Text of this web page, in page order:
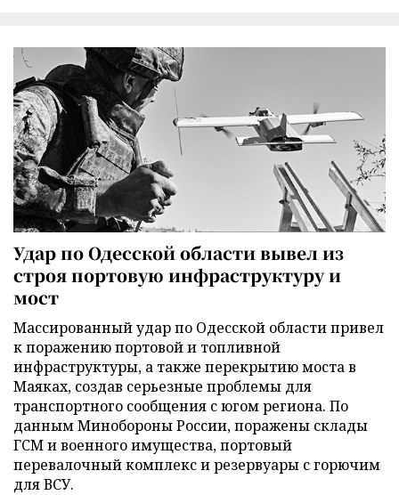
Удар по Одесской области вывел из
строя портовую инфраструктуру и
мост
Массированный удар по Одесской области привел
к поражению портовой и топливной
инфраструктуры, а также перекрытию моста в
Маяках, создав серьезные проблемы для
транспортного сообщения с югом региона. По
данным Минобороны России, поражены склады
ГСМ и военного имущества, портовый
перевалочный комплекс и резервуары с горючим
для ВСУ.